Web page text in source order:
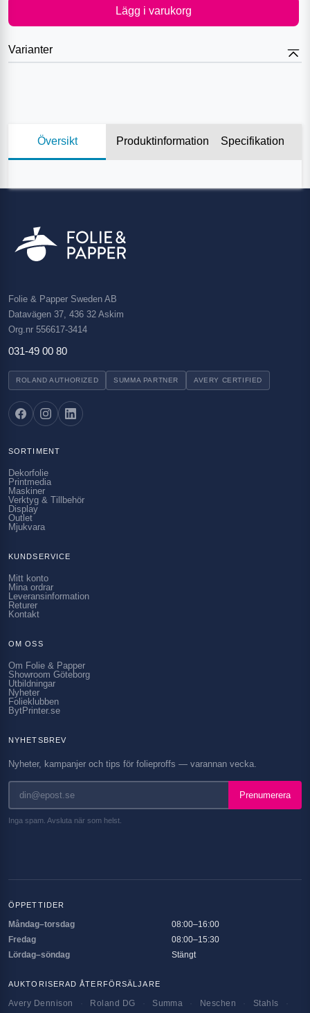
Lägg i varukorg
Varianter
Översikt Produktinformation Specifikation
Folie & Papper Sweden AB
Datavägen 37, 436 32 Askim
Org.nr 556617-3414
031-49 00 80
ROLAND AUTHORIZED SUMMA PARTNER AVERY CERTIFIED
SORTIMENT
Dekorfolie
Printmedia
Maskiner
Verktyg & Tillbehör
Display
Outlet
Mjukvara
KUNDSERVICE
Mitt konto
Mina ordrar
Leveransinformation
Returer
Kontakt
OM OSS
Om Folie & Papper
Showroom Göteborg
Utbildningar
Nyheter
Folieklubben
BytPrinter.se
NYHETSBREV
Nyheter, kampanjer och tips för folieproffs — varannan vecka.
Prenumerera
Inga spam. Avsluta när som helst.
ÖPPETTIDER
Måndag–torsdag
08:00–16:00
Fredag
08:00–15:30
Lördag–söndag
Stängt
AUKTORISERAD ÅTERFÖRSÄLJARE
Avery Dennison Roland DG Summa Neschen Stahls